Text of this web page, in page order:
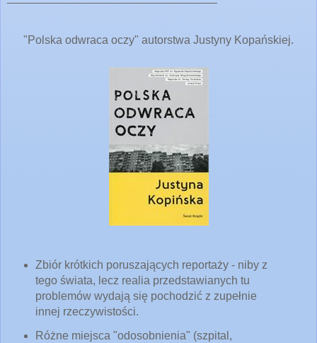
"Polska odwraca oczy" autorstwa Justyny Kopańskiej.
Zbiór krótkich poruszających reportaży - niby z
tego świata, lecz realia przedstawianych tu
problemów wydają się pochodzić z zupełnie
innej rzeczywistości.
Różne miejsca "odosobnienia" (szpital,